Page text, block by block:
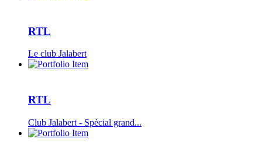
RTL
Le club Jalabert
RTL
Club Jalabert - Spécial grand...